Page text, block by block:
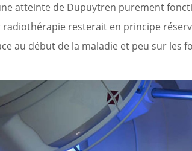
atteinte de Dupuytren purement
resterait en principe
au début de la maladie et peu sur les